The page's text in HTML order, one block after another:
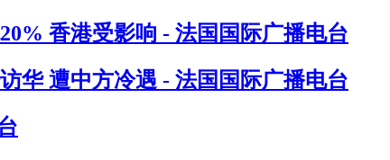
香港受影响 - 法国国际广播电台
华 遭中方冷遇 - 法国国际广播电台